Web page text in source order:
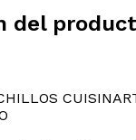
del